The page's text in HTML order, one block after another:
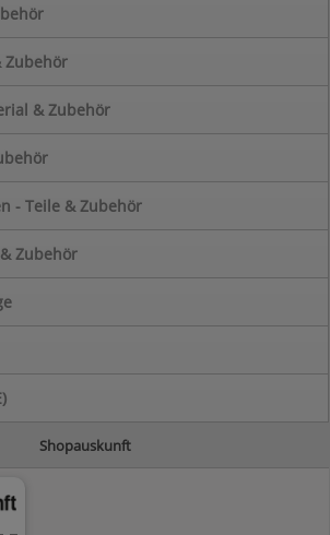
Zubehör
& Zubehör
- Teile & Zubehör
Zubehör
Shopauskunft